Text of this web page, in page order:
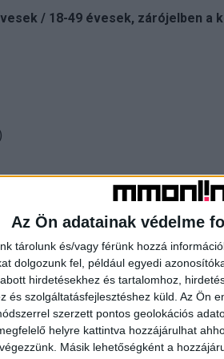
Az Ön adatainak védelme
tárolunk és/vagy férünk hozzá
dolgozunk fel, például egyedi
hirdetésekhez és tartalomhoz,
és szolgáltatásfejlesztéshez küld. Az Ön
szerzett pontos geolokációs
helyre kattintva hozzájárulhat
Másik lehetőségként a
/ 18-49 évesek, zárójelben a
Híradónak, mint a Tényeknek. A
taroltak a TV2 produkciói. A
pedig a Konyhafőnököt.
közel 10 százalékpontot